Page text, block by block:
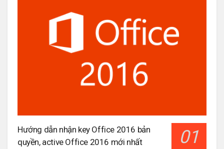
Hướng dẫn nhận key Office 2016 bản
quyền, active Office 2016 mới nhất